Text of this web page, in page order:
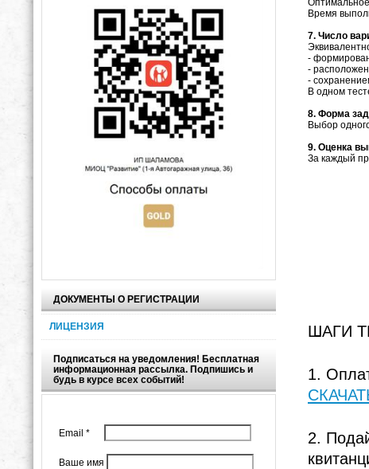
ДОКУМЕНТЫ О РЕГИСТРАЦИИ
ЛИЦЕНЗИЯ
Подписаться на уведомления! Бесплатная
информационная рассылка. Подпишись и
будь в курсе всех событий!
Email *
Ваше имя
Время
7. Число
-
-
-
В одном
8. Форма
Выбор
9. Оценка
За каждый
ШАГИ
1.
2.